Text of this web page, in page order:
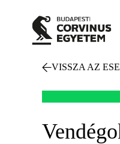
VISSZA AZ